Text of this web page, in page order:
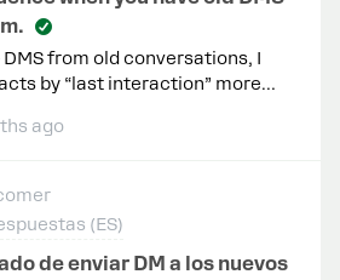
from old conversations, I
by “last interaction” more
a sequence with a trigger to
a Tag is added to a
done the set up but the
(is already live) I don’t see
to those contacts.
ago
(ES)
de enviar DM a los nuevos